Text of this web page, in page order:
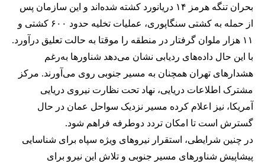
بحران تنگه هرمز ۱۴ دریانورد کشته شده‌اند و این سازمان پس
از حمله به کشتی سنگاپوری، عملیات تخلیه حدود ۶۰۰ کشتی و
۱۱ هزار ملوان گرفتار در منطقه را موقتا به حالت تعلیق درآورد.
با این حال داده‌های ردیابی نشان می‌دهد شناورها به‌رغم
هشدارهای تهران همچنان به مسیر جنوبی روی می‌آورند. مرکز
مشترک اطلاعات دریایی، نهاد تحت نظارت نیروی دریایی
آمریکا، نیز اعلام کرده مسیر نزدیک سواحل عمان در حال
گسترش است تا امکان تردد دوطرفه فراهم شود.
در چنین شرایطی، استقرار نیروهای ویژه سپاه برای شناسایی
پیشاپیش شناورهای مسیر جنوبی و تلاش این نیرو برای